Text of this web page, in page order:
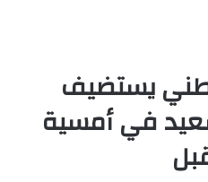
يستضيف
في أمسية